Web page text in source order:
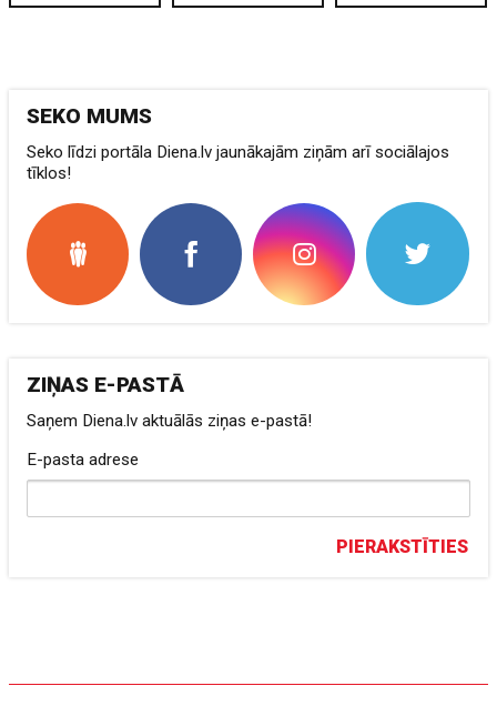
SEKO MUMS
Seko līdzi portāla Diena.lv jaunākajām ziņām arī sociālajos
tīklos!
ZIŅAS E-PASTĀ
Saņem Diena.lv aktuālās ziņas e-pastā!
E-pasta adrese
PIERAKSTĪTIES